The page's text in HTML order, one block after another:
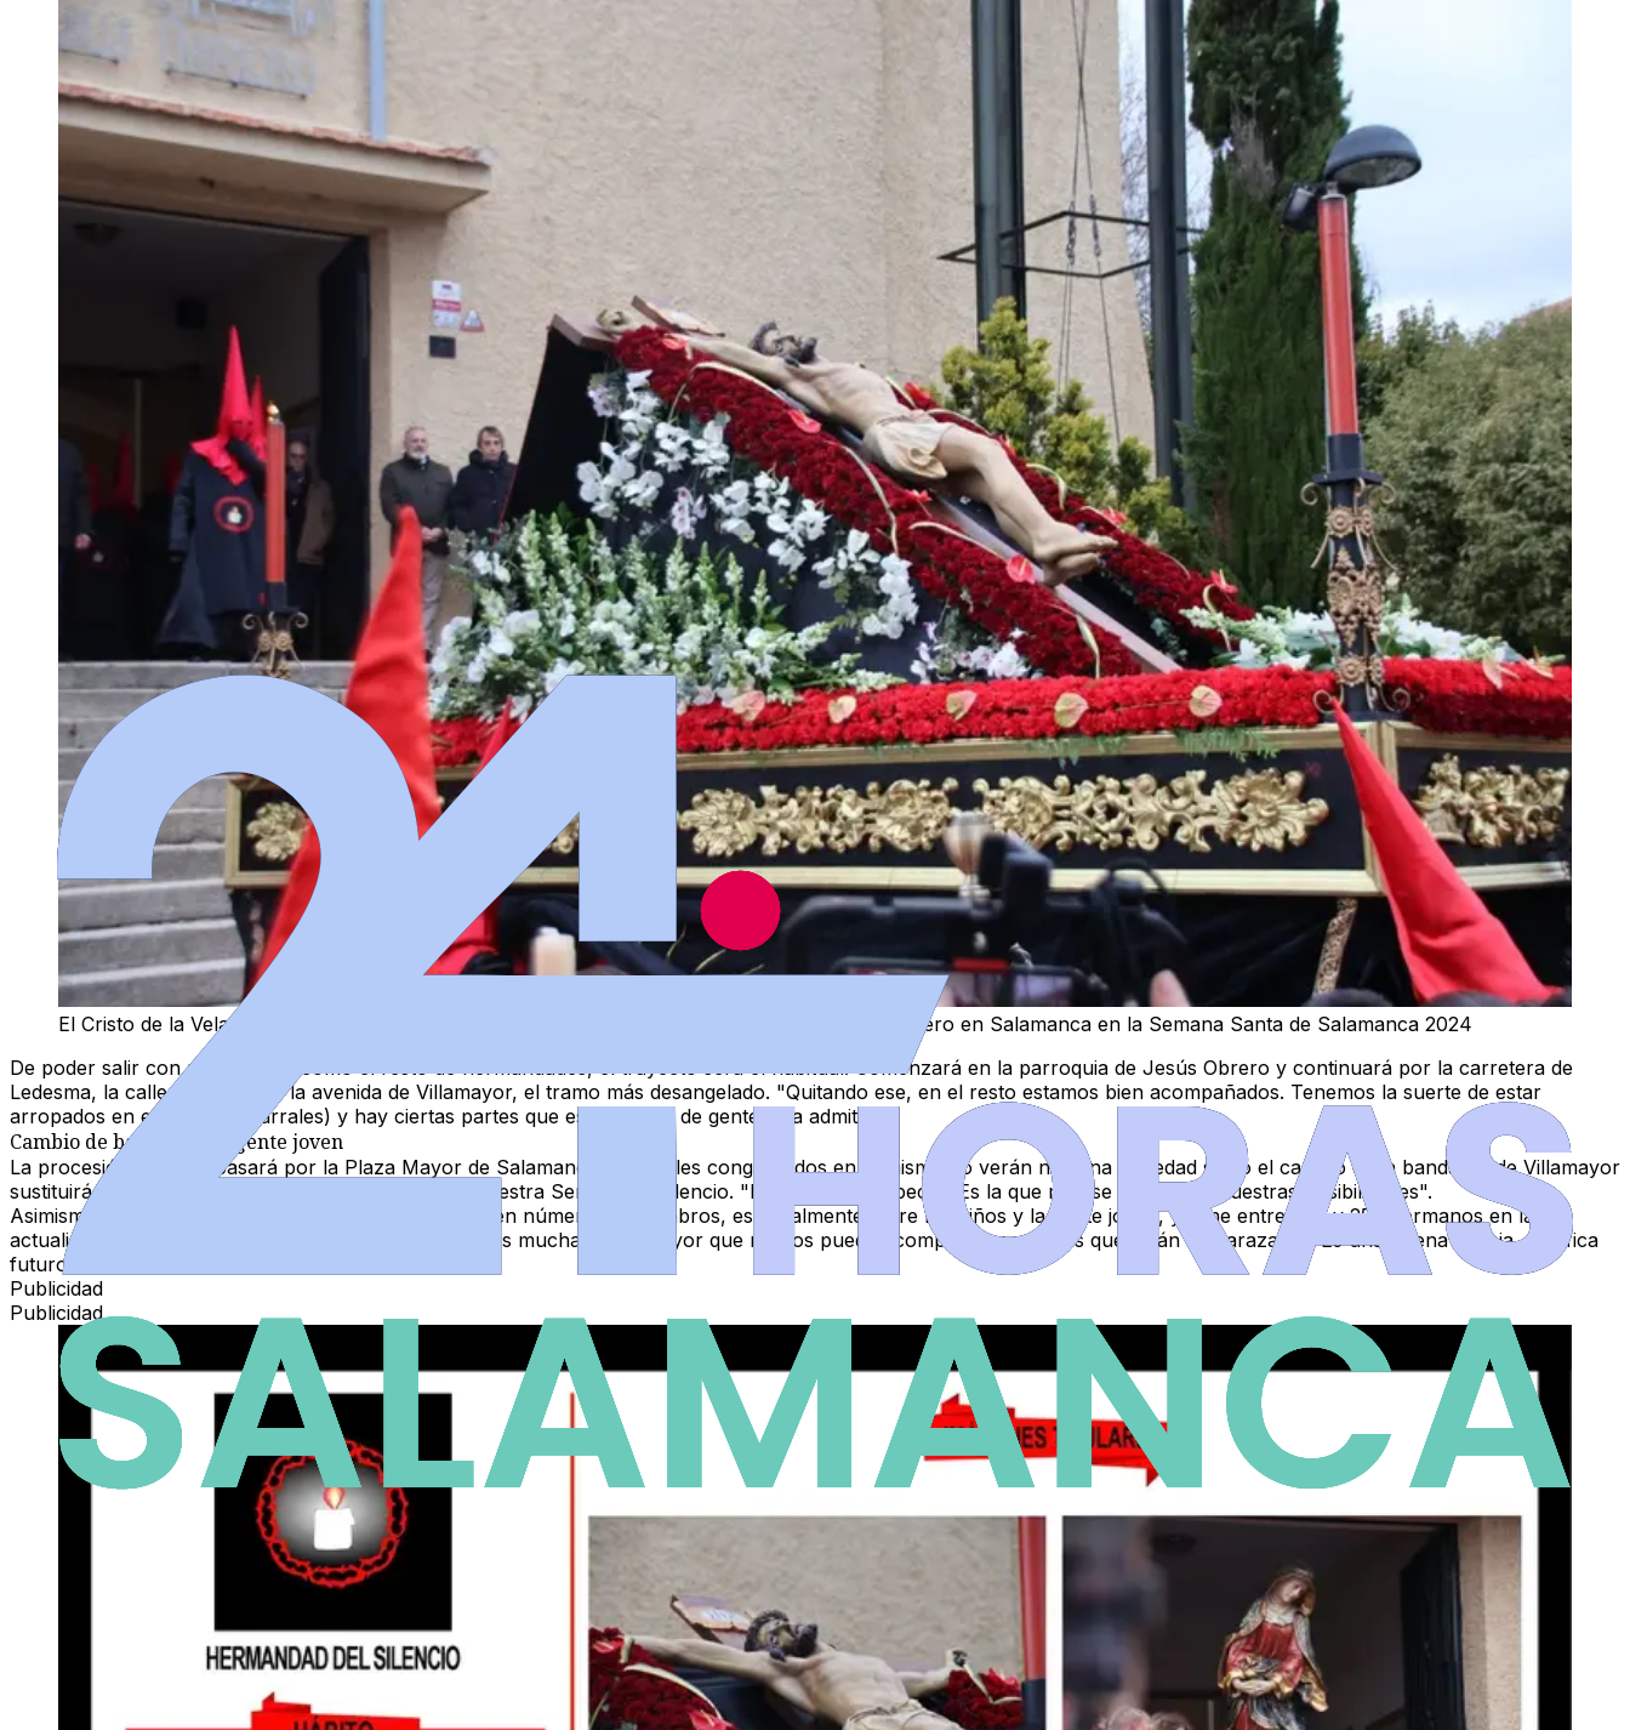
El Cristo de la Vela y Nuestra Señora del Silencio saluda a los fieles en la Iglesia de Jesús Obrero en Salamanca en la Semana Santa de Salamanca 2024
De poder salir con normalidad, como el resto de hermandades, el trayecto será el habitual. Comenzará en la parroquia de Jesús Obrero y continuará por la carretera de
Ledesma, la calle Valverdón y la avenida de Villamayor, el tramo más desangelado. "Quitando ese, en el resto estamos bien acompañados. Tenemos la suerte de estar
arropados en el barrio (Pizarrales) y hay ciertas partes que están llenas de gente", ha admitido.
Cambio de banda y más gente joven
La procesión también pasará por la Plaza Mayor de Salamanca y los fieles congregados en la misma no verán ninguna novedad salvo el cambio de la banda -la de Villamayor
sustituirá a la de Tomás Bretón- que acompaña a Nuestra Señora del Silencio. "No por nada especial. Es la que más se ajustaba a nuestras posibilidades".
Asimismo, la Hermandad del Silencio ha aumentado en número de miembros, especialmente entre los niños y la gente joven, y tiene entre 200 y 250 hermanos en la
actualidad
. "No procesionarán todos, porque tenemos mucha gente mayor que no nos puede acompañar y mujeres que están embarazadas. Es una buena noticia, significa
futuros hermanos", ha señalado.
Publicidad
Publicidad